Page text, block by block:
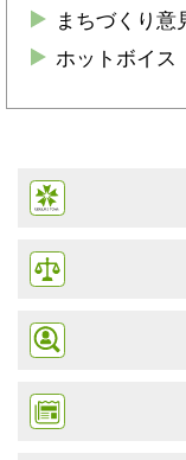
まちづくり意
ホットボイス